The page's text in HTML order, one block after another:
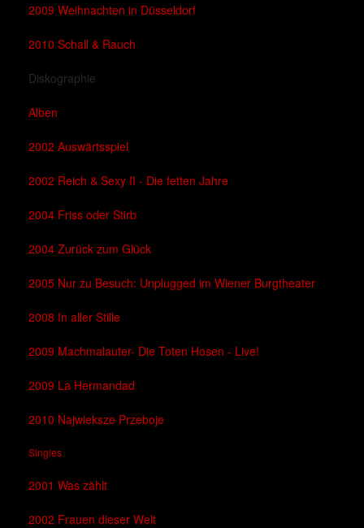
2009 Weihnachten in Düsseldorf
2010 Schall & Rauch
Diskographie
Alben
2002 Auswärtsspiel
2002 Reich & Sexy II - Die fetten Jahre
2004 Friss oder Stirb
2004 Zurück zum Glück
2005 Nur zu Besuch: Unplugged im Wiener Burgtheater
2008 In aller Stille
2009 Machmalauter- Die Toten Hosen - Live!
2009 La Hermandad
2010 Najwieksze Przeboje
Singles
2001 Was zählt
2002 Frauen dieser Welt